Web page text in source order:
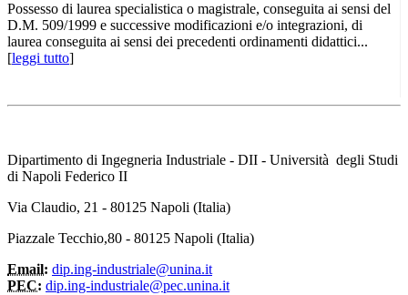
Possesso di laurea specialistica o magistrale, conseguita ai sensi del
D.M. 509/1999 e successive modificazioni e/o integrazioni, di
laurea conseguita ai sensi dei precedenti ordinamenti didattici...
[leggi tutto]
Dipartimento di Ingegneria Industriale - DII - Università degli Studi
di Napoli Federico II
Via Claudio, 21 - 80125 Napoli (Italia)
Piazzale Tecchio,80 - 80125 Napoli (Italia)
Email: dip.ing-industriale@unina.it
PEC: dip.ing-industriale@pec.unina.it